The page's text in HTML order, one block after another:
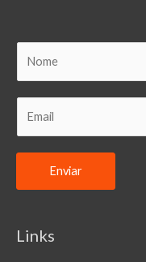
Enviar
Links